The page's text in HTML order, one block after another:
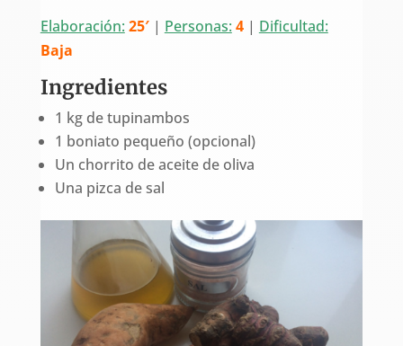
Elaboración: 25′| Personas: 4| Dificultad:
Baja
Ingredientes
1 kg de tupinambos
1 boniato pequeño (opcional)
Un chorrito de aceite de oliva
Una pizca de sal